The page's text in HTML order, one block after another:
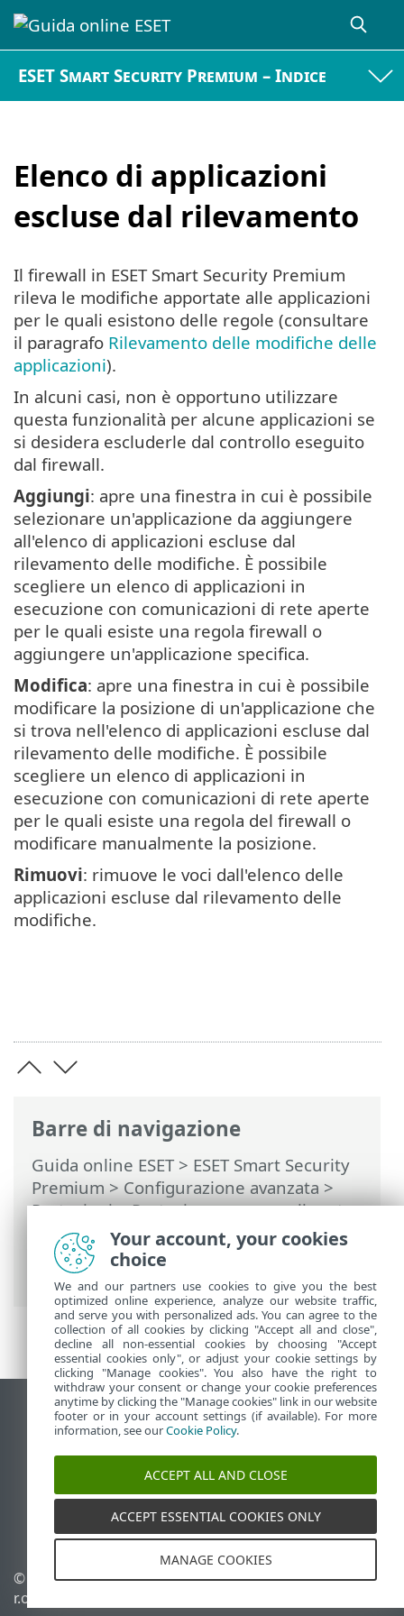
ESET Smart Security Premium – Indice
Elenco di applicazioni
escluse dal rilevamento
Barre di navigazione
Guida online ESET> ESET Smart Security
Premium>Configurazione avanzata>
Protezioni>Protezione accesso alla rete
Firewall >Rilevamento modifica
dell'applicazione> Elenco di applicazioni
escluse dal rilevamento
Il firewall in ESET Smart Security Premium
rileva le modifiche apportate alle applicazioni
per le quali esistono delle regole (consultare
il paragrafo Rilevamento delle modifiche delle
applicazioni).
In alcuni casi, non è opportuno utilizzare
questa funzionalità per alcune applicazioni se
si desidera escluderle dal controllo eseguito
dal firewall.
Aggiungi: apre una finestra in cui è possibile
selezionare un'applicazione da aggiungere
all'elenco di applicazioni escluse dal
rilevamento delle modifiche. È possibile
scegliere un elenco di applicazioni in
esecuzione con comunicazioni di rete aperte
per le quali esiste una regola firewall o
aggiungere un'applicazione specifica.
Modifica: apre una finestra in cui è possibile
modificare la posizione di un'applicazione che
si trova nell'elenco di applicazioni escluse dal
rilevamento delle modifiche. È possibile
scegliere un elenco di applicazioni in
esecuzione con comunicazioni di rete aperte
per le quali esiste una regola del firewall o
modificare manualmente la posizione.
Rimuovi: rimuove le voci dall'elenco delle
applicazioni escluse dal rilevamento delle
modifiche.
Visualizza sito desktop
End of Life
ESET Knowledge Base
ESET Status Portal
Supporto regionale
© 1992 - 2025 ESET, spol. s
r.o. - Tutti i diritti riservati.
Gestisci cookie
Your account, your cookies
choice
We and our partners use cookies to give you the best
optimized online experience, analyze our website traffic,
and serve you with personalized ads. You can agree to the
collection of all cookies by clicking "Accept all and close",
decline all non-essential cookies by choosing "Accept
essential cookies only", or adjust your cookie settings by
clicking "Manage cookies". You also have the right to
withdraw your consent or change your cookie preferences
anytime by clicking the "Manage cookies" link in our website
footer or in your account settings (if available). For more
information, see ourCookie Policy.
ACCEPT ALL AND CLOSE
ACCEPT ESSENTIAL COOKIES ONLY
MANAGE COOKIES